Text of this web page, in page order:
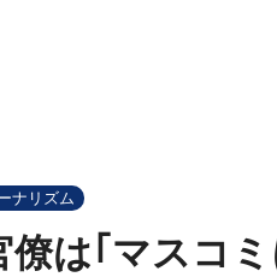
ナリズム
僚は｢マスコ